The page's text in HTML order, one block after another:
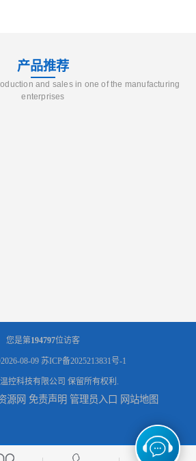
产品推荐
and sales in one of the manufacturing
enterprises
您是第194797位访客
08-09 苏ICP备2025213831号-1
控科技有限公司 保留所有权利.
源网 免责声明 管理员入口 网站地图